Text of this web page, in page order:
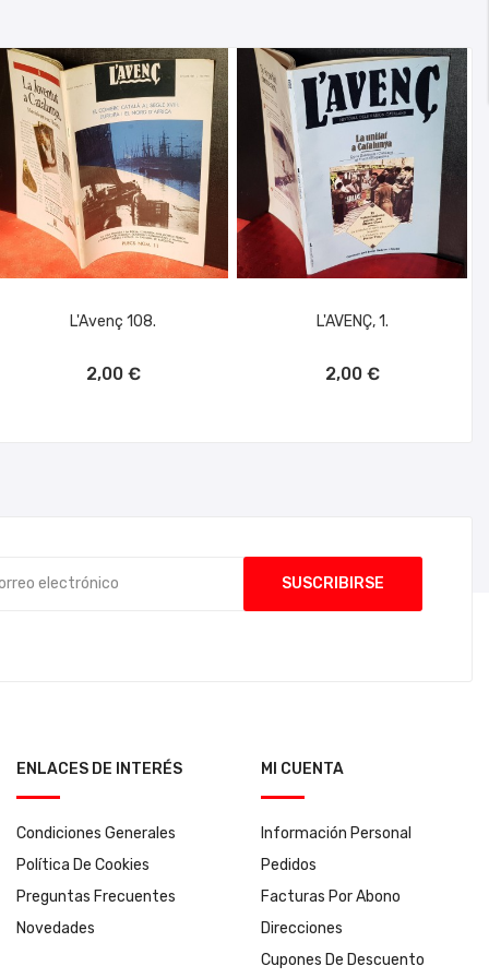
L'Avenç 108.
2,00 €
L'AVENÇ, 1.
2,00 €
ENLACES DE INTERÉS
Condiciones Generales
Política De Cookies
Preguntas Frecuentes
Novedades
MI CUENTA
Información Personal
Pedidos
Facturas Por Abono
Direcciones
Cupones De Descuento